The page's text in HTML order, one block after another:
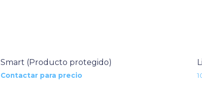
Smart (Producto protegido)
Contactar para precio